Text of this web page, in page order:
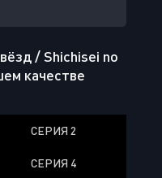
/ Shichisei no
качестве
СЕРИЯ 2
СЕРИЯ 4